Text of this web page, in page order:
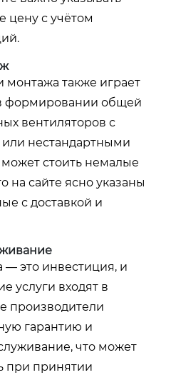
цену с учётом
монтажа также играет
формировании общей
вентиляторов с
нестандартными
стоить немалые
на сайте ясно указаны
с доставкой и
— это инвестиция, и
услуги входят в
производители
гарантию и
что может
при принятии